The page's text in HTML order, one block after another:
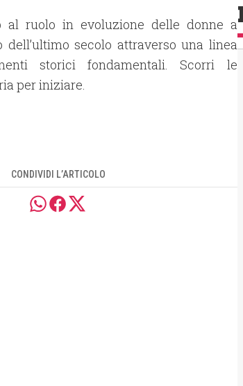
al ruolo in evoluzione delle donne a
secolo attraverso una linea
storici fondamentali. Scorri le
per iniziare.
CONDIVIDI L’ARTICOLO